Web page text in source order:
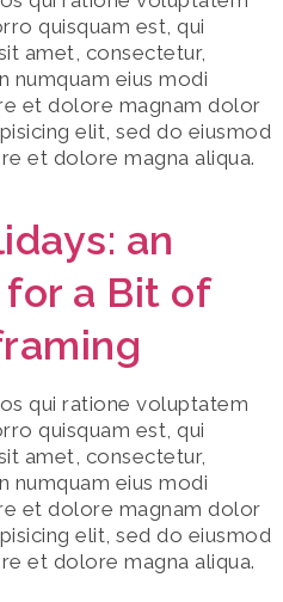
quisquam est, qui
amet, consectetur,
numquam eius modi
et dolore magnam dolor
elit, sed do eiusmod
et dolore magna aliqua.
an
a Bit of
qui ratione voluptatem
quisquam est, qui
amet, consectetur,
numquam eius modi
et dolore magnam dolor
elit, sed do eiusmod
et dolore magna aliqua.